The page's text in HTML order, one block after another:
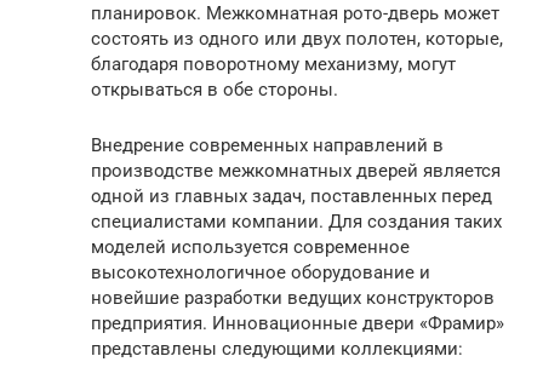
планировок. Межкомнатная рото-дверь может
состоять из одного или двух полотен, которые,
благодаря поворотному механизму, могут
открываться в обе стороны.
Внедрение современных направлений в
производстве межкомнатных дверей является
одной из главных задач, поставленных перед
специалистами компании. Для создания таких
моделей используется современное
высокотехнологичное оборудование и
новейшие разработки ведущих конструкторов
предприятия. Инновационные двери «Фрамир»
представлены следующими коллекциями: